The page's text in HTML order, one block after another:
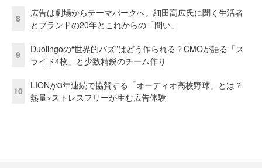
8
広告は劇場からテーマパークへ。細田高広氏に聞く生活者
とブランドの20年とこれからの「問い」
9
Duolingoの“世界的バズ”はどう作られる？CMOが語る「ス
ライド4枚」と少数精鋭のチーム作り
10
LIONが3年連続で協賛する「オーディオ高校野球」とは？
熱量×ストレスフリーが生む広告体験